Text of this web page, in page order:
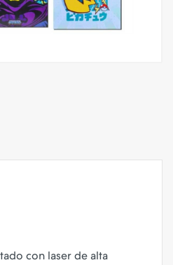
con laser de alta